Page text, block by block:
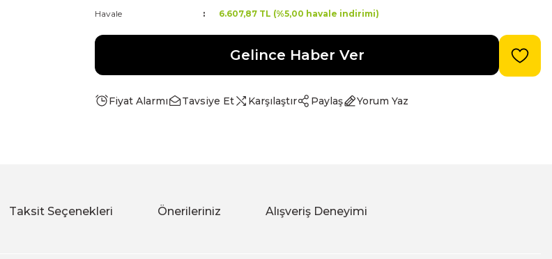
Havale
6.607,87 TL (%5,00 havale indirimi)
Gelince Haber Ver
Fiyat Alarmı Tavsiye Et Karşılaştır Paylaş Yorum Yaz
Taksit Seçenekleri Önerileriniz Alışveriş Deneyimi